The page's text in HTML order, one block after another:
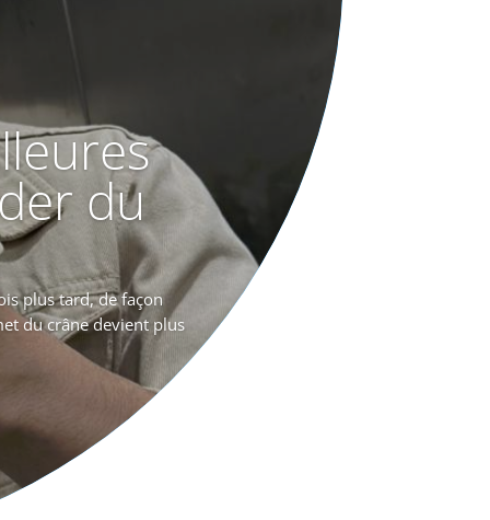
du
plus tard, de façon
du crâne devient plus